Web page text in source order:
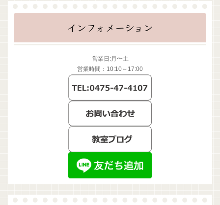
インフォメーション
営業日:月〜土
営業時間：10:10～17:00